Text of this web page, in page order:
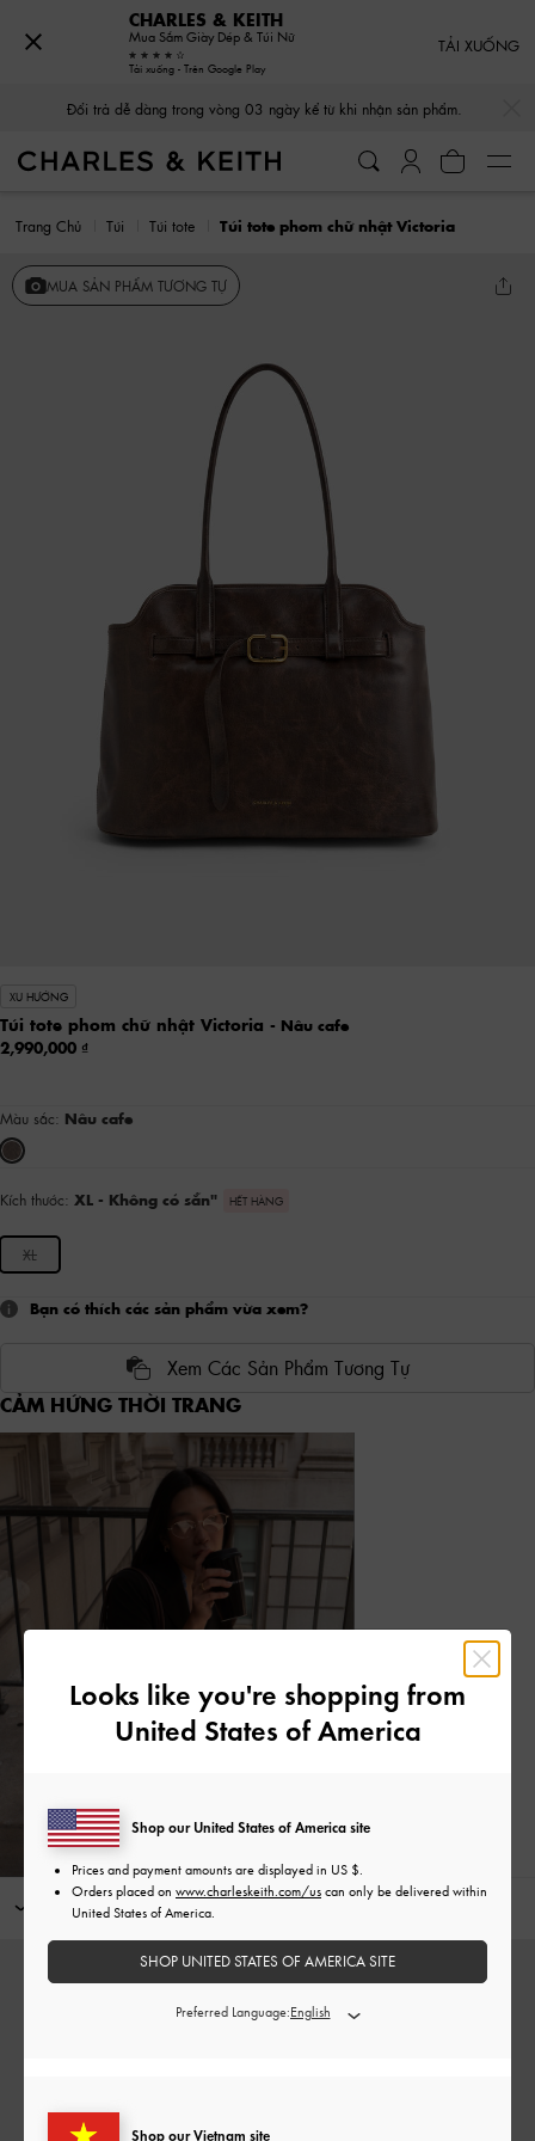
Đổi trả dễ dàng trong vòng 03 ngày kể từ khi nhận sản phẩm.
Trang Chủ Túi Túi tote Túi tote phom chữ nhật Victoria
MUA SẢN PHẨM TƯƠNG TỰ
XU HƯỚNG
Túi tote phom chữ nhật Victoria - Nâu cafe
2,990,000
Màu sắc: Nâu cafe
Kích thước: XL - Không có sẵn" HẾT HÀNG
XL
Bạn có thích các sản phẩm vừa xem?
Xem Các Sản Phẩm Tương Tự
CẢM HỨNG THỜI TRANG
Kết hợp với
CHARLES & KEITH
Mua Sắm Giày Dép & Túi Nữ
Tải xuống - Trên Google Play
TẢI XUỐNG
Looks like you're shopping from
United States of America
Shop our Vietnam site
Shop our United States of America site
Prices and payment amounts are displayed in US $
Orders placed on www.charleskeith.com/us can only be delivered within
United States of America.
SHOP UNITED STATES OF AMERICA SITE
Preferred Language: